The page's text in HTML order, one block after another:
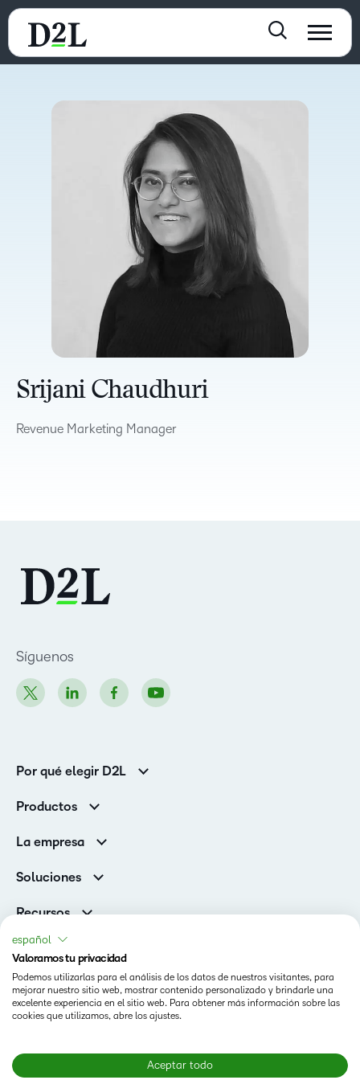
Srijani Chaudhuri
Revenue Marketing Manager
Síguenos
Por qué elegir D2L
Clientes corporativos
Productos
Servicios y asistencia
Asistencia
La empresa
Contactos y ubicaciones
Sala de Prensa
Soluciones
Educación superior
D2L para empresas
Organizaciones de capacitación
Servicios Para El Cuidado De La Salud
Recursos
Blog
eBooks y guías
Webinars
Eventos
Comunidad
Estado
Condiciones de Uso
español
Valoramos tu privacidad
Podemos utilizarlas para el análisis de los datos de nuestros visitantes, para
mejorar nuestro sitio web, mostrar contenido personalizado y brindarle una
excelente experiencia en el sitio web. Para obtener más información sobre las
cookies que utilizamos, abre los ajustes.
Aceptar todo